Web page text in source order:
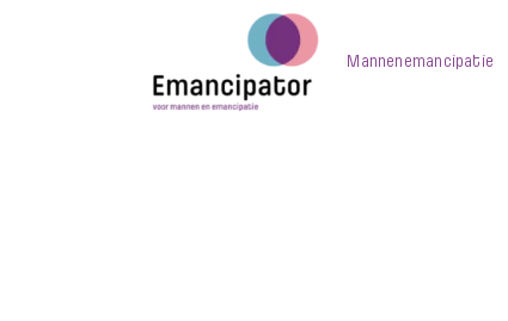
Mannenemancipatie